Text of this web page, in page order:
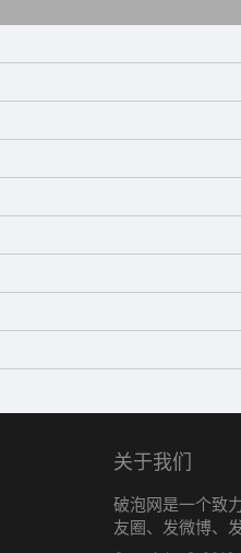
关于我们
破泡网是一个致
友圈、发微博、